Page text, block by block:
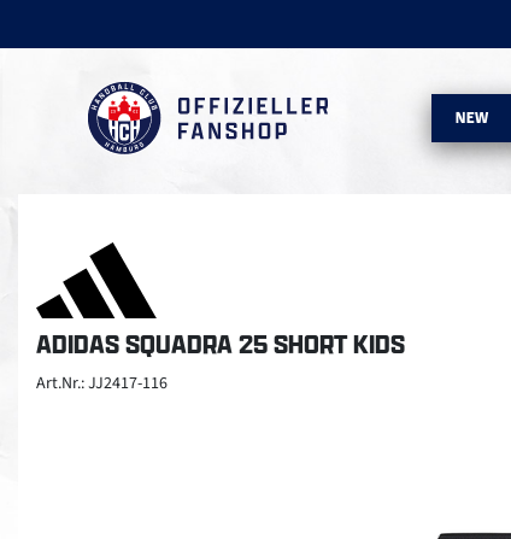
NEW
ADIDAS SQUADRA 25 SHORT KIDS
Art.Nr.: JJ2417-116